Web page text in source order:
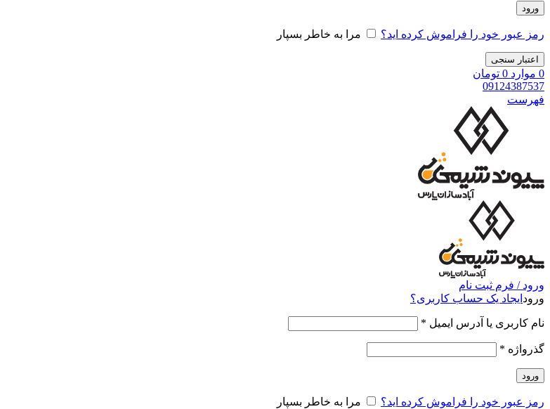
ورود
رمز عبور خود را فراموش کرده اید؟ مرا به خاطر بسپار
اعتبار سنجی
0 موارد 0 تومان
09124387537
فهرست
ورود / فرم ثبت نام
ورود ایجاد یک حساب کاربری؟
نام کاربری یا آدرس ایمیل *
گذرواژه *
ورود
رمز عبور خود را فراموش کرده اید؟ مرا به خاطر بسپار